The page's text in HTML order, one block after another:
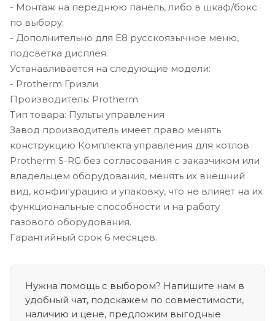
- Монтаж на переднюю панель, либо в шкаф/бокс
по выбору;
- Дополнительно для E8 русскоязычное меню,
подсветка дисплея.
Устанавливается на следующие модели:
- Protherm Гризли
Производитель: Protherm
Тип товара: Пульты управления
Завод производитель имеет право менять
конструкцию Комплекта управления для котлов
Protherm S-RG без согласования с заказчиком или
владельцем оборудования, менять их внешний
вид, конфигурацию и упаковку, что не влияет на их
функциональные способности и на работу
газового оборудования.
Гарантийный срок 6 месяцев.
Нужна помощь с выбором? Напишите нам в
удобный чат, подскажем по совместимости,
наличию и цене, предложим выгодные